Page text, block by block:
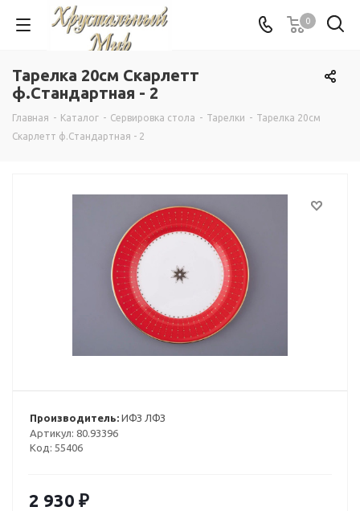
0
Тарелка 20см Скарлетт
ф.Стандартная - 2
Главная - Каталог - Сервировка стола - Тарелки - Тарелка 20см
Скарлетт ф.Стандартная - 2
Производитель: ИФЗ ЛФЗ
Артикул: 80.93396
Код: 55406
2 930 ₽